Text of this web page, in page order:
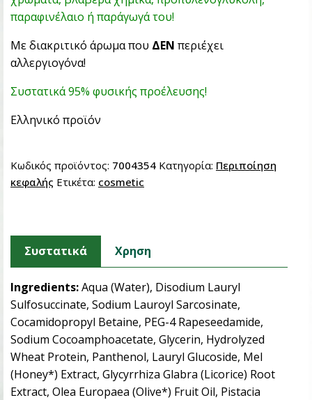
παραφινέλαιο ή παράγωγά του!
Με διακριτικό άρωμα που ΔΕΝ περιέχει
αλλεργιογόνα!
Συστατικά 95% φυσικής προέλευσης!
Ελληνικό προϊόν
Κωδικός προϊόντος: 7004354 Κατηγορία: Περιποίηση
κεφαλής Ετικέτα: cosmetic
Συστατικά Χρηση
Ingredients:Aqua (Water), Disodium Lauryl
Sulfosuccinate, Sodium Lauroyl Sarcosinate,
Cocamidopropyl Betaine, PEG-4 Rapeseedamide,
Sodium Cocoamphoacetate, Glycerin, Hydrolyzed
Wheat Protein, Panthenol, Lauryl Glucoside, Mel
(Honey*) Extract, Glycyrrhiza Glabra (Licorice) Root
Extract, Olea Europaea (Olive*) Fruit Oil, Pistacia